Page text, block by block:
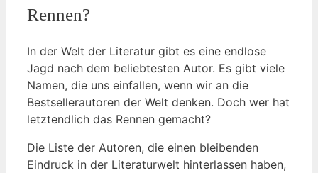
Rennen?
In der Welt der Literatur gibt es eine endlose
Jagd nach dem beliebtesten Autor. Es gibt viele
Namen, die uns einfallen, wenn wir an die
Bestsellerautoren der Welt denken. Doch wer hat
letztendlich das Rennen gemacht?
Die Liste der Autoren, die einen bleibenden
Eindruck in der Literaturwelt hinterlassen haben,